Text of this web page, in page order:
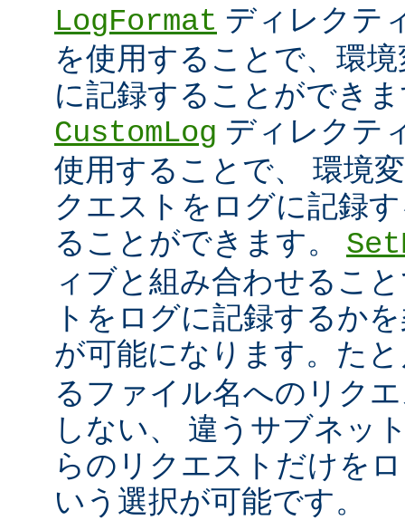
LogFormat ディレクテ
を使用することで、環
に記録することができ
CustomLog ディレクテ
使用することで、 環境
クエストをログに記録
ることができます。
ィブと組み合わせるこ
トをログに記録するか
が可能になります。た
るファイル名へのリク
しない、 違うサブネッ
らのリクエストだけを
いう選択が可能です。